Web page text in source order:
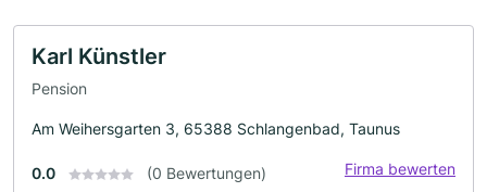
Karl Künstler
Pension
Am Weihersgarten 3, 65388 Schlangenbad, Taunus
0.0 (0 Bewertungen) Firma bewerten